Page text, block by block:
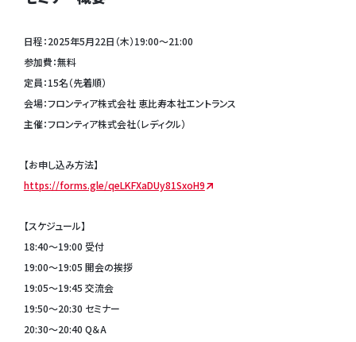
日程：2025年5月22日（木）19:00～21:00
参加費：無料
定員：15名（先着順）
会場：フロンティア株式会社 恵比寿本社エントランス
主催：フロンティア株式会社（レディクル）
【お申し込み方法】
https://forms.gle/qeLKFXaDUy81SxoH9
【スケジュール】
18:40～19:00 受付
19:00～19:05 開会の挨拶
19:05～19:45 交流会
19:50～20:30 セミナー
20:30～20:40 Q＆A